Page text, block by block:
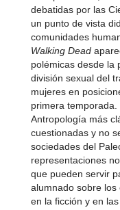
debatidas por las
un punto de vista
comunidades
Walking Dead
polémicas desde la
división sexual del
mujeres en
primera
Antropología más
cuestionadas y no
sociedades del
representaciones
que pueden servir
alumnado sobre
en la ficción y en